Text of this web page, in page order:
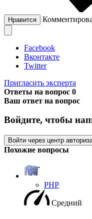
Нравится
Facebook
Вконтакте
Twitter
Пригласить эксперта
Ответы на вопрос 0
Ваш ответ на вопрос
Войдите, чтобы
Войти через центр
Похожие вопросы
PHP
Средний